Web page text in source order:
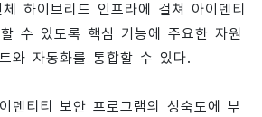
하이브리드 인프라에 걸쳐 아이덴티
수 있도록 핵심 기능에 주요한 자원
와 자동화를 통합할 수 있다.
덴티티 보안 프로그램의 성숙도에 부